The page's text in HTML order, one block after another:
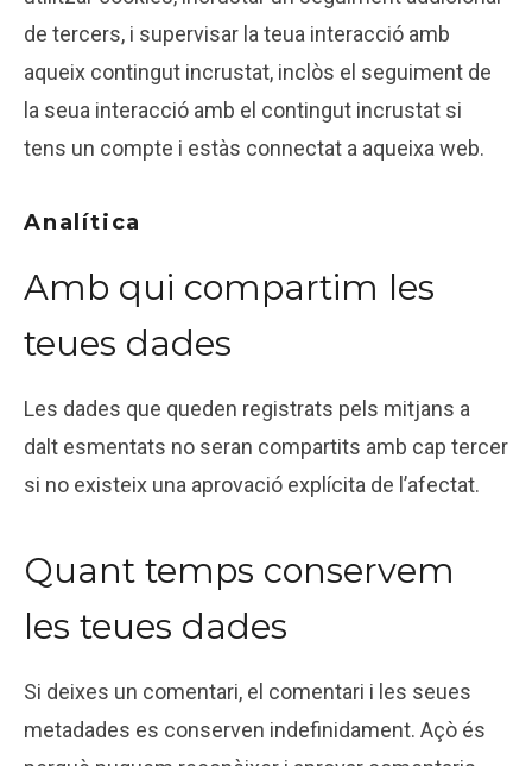
de tercers, i supervisar la teua interacció amb
aqueix contingut incrustat, inclòs el seguiment de
la seua interacció amb el contingut incrustat si
tens un compte i estàs connectat a aqueixa web.
Analítica
Amb qui compartim les
teues dades
Les dades que queden registrats pels mitjans a
dalt esmentats no seran compartits amb cap tercer
si no existeix una aprovació explícita de l’afectat.
Quant temps conservem
les teues dades
Si deixes un comentari, el comentari i les seues
metadades es conserven indefinidament. Açò és